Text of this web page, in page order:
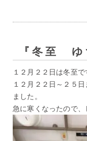
『冬至 ゆ
１２月２２日は冬至で
１２月２２日～２５
ました。
急に寒くなったので